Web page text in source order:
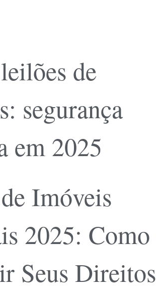
de
segurança
em 2025
Imóveis
2025: Como
Seus Direitos